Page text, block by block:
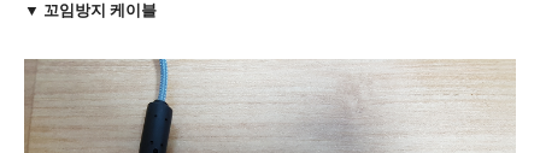
▼ 꼬임방지 케이블